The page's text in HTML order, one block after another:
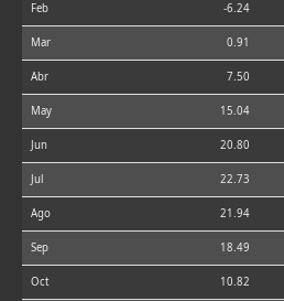
Feb -6.24
Mar 0.91
Abr 7.50
May 15.04
Jun 20.80
Jul 22.73
Ago 21.94
Sep 18.49
Oct 10.82